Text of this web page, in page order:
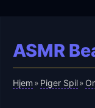
ASMR
Hjem » Piger Spil»